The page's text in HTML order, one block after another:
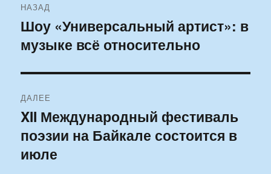
по
записям
НАЗАД
Предыдущая
запись:
Шоу «Универсальный артист»: в
музыке всё относительно
ДАЛЕЕ
Следующая
запись:
XII Международный фестиваль
поэзии на Байкале состоится в
июле